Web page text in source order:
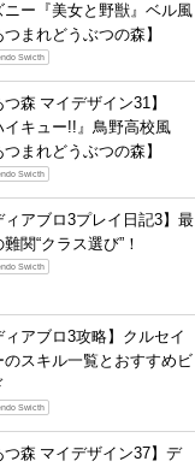
ニー『美女と野獣』ベル風
つまれどうぶつの森】
Swicth
つ森 マイデザイン31】
イキュー!!』鳥野高校風
つまれどうぶつの森】
Swicth
ィアブロ3プレイ日記3】最
関“クラス選び”！
Swicth
ィアブロ3攻略】クルセイ
のスキル一覧とおすすめビ
Swicth
つ森 マイデザイン37】デ